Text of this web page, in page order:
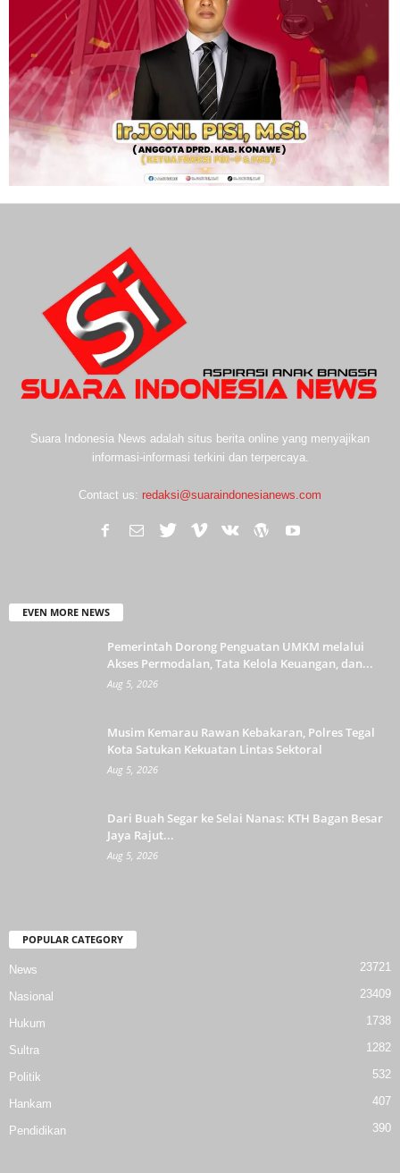
Suara Indonesia News adalah situs berita online yang menyajikan
informasi-informasi terkini dan terpercaya.
Contact us: redaksi@suaraindonesianews.com
EVEN MORE NEWS
Pemerintah Dorong Penguatan UMKM melalui
Akses Permodalan, Tata Kelola Keuangan, dan...
Aug 5, 2026
Musim Kemarau Rawan Kebakaran, Polres Tegal
Kota Satukan Kekuatan Lintas Sektoral
Aug 5, 2026
Dari Buah Segar ke Selai Nanas: KTH Bagan Besar
Jaya Rajut...
Aug 5, 2026
POPULAR CATEGORY
News 23721
Nasional 23409
Hukum 1738
Sultra 1282
Politik 532
Hankam 407
Pendidikan 390